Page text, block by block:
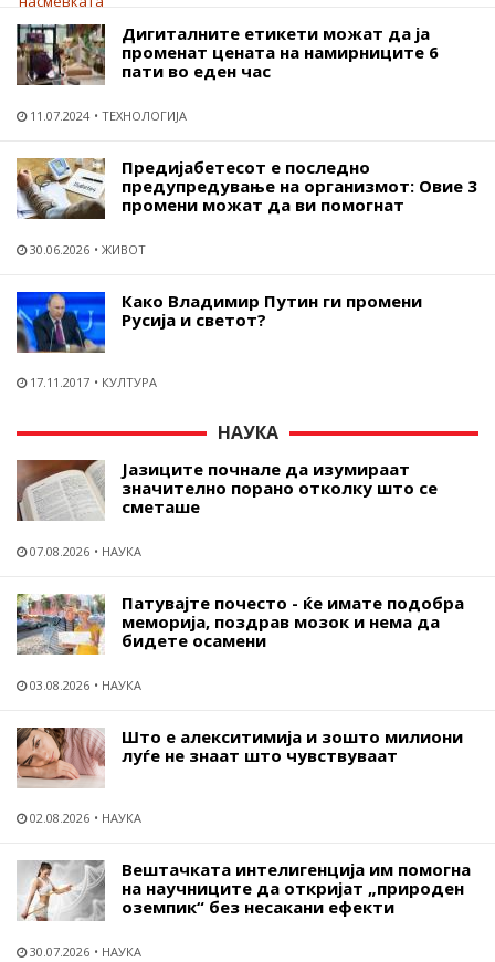
Дигиталните етикети можат да ја
променат цената на намирниците 6
пати во еден час
11.07.2024 ТЕХНОЛОГИЈА
Предијабетесот е последно
предупредување на организмот: Овие 3
промени можат да ви помогнат
30.06.2026 ЖИВОТ
Како Владимир Путин ги промени
Русија и светот?
17.11.2017 КУЛТУРА
НАУКА
Јазиците почнале да изумираат
значително порано отколку што се
сметаше
07.08.2026 НАУКА
Патувајте почесто - ќе имате подобра
меморија, поздрав мозок и нема да
бидете осамени
03.08.2026 НАУКА
Што е алекситимија и зошто милиони
луѓе не знаат што чувствуваат
02.08.2026 НАУКА
Вештачката интелигенција им помогна
на научниците да откријат „природен
оземпик“ без несакани ефекти
30.07.2026 НАУКА